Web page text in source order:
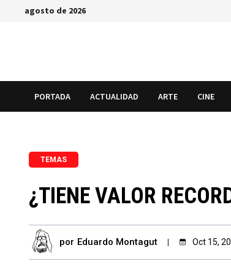
Saltaragosto de 2026
PORTADA ACTUALIDAD ARTE CINE
TEMAS
¿TIENE VALOR
por Eduardo Montagut Oct 15,